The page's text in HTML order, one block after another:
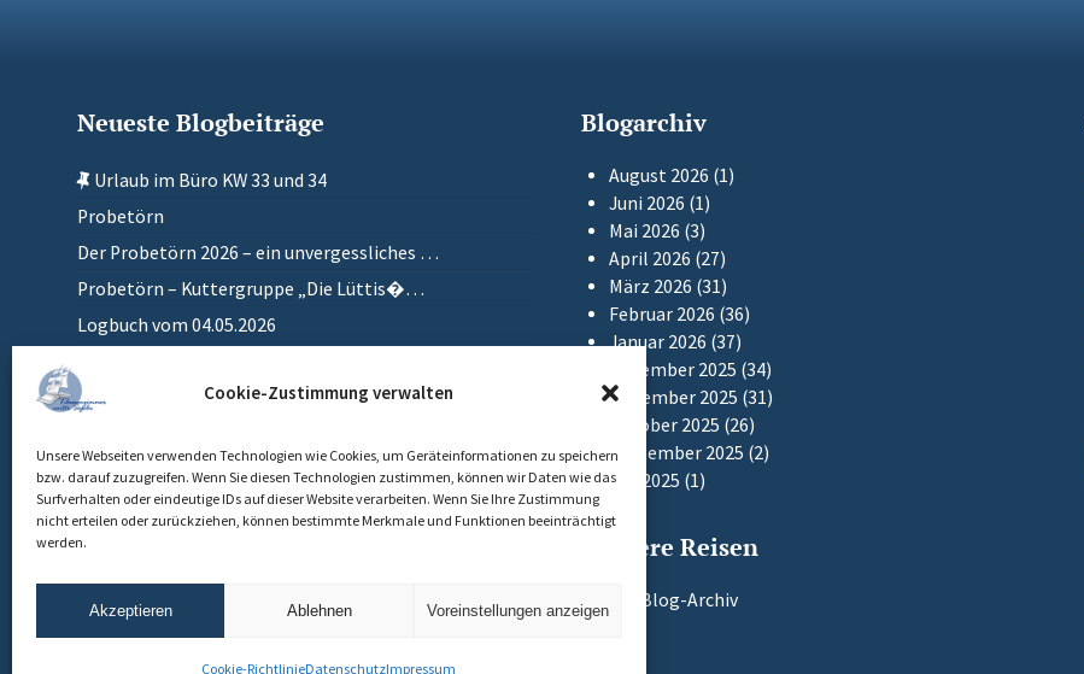
Cookie-Zustimmung verwalten
Unsere Webseiten verwenden Technologien wie Cookies, um Geräteinformationen zu speichern
bzw. darauf zuzugreifen. Wenn Sie diesen Technologien zustimmen, können wir Daten wie das
Surfverhalten oder eindeutige IDs auf dieser Website verarbeiten. Wenn Sie Ihre Zustimmung
nicht erteilen oder zurückziehen, können bestimmte Merkmale und Funktionen beeinträchtigt
werden.
Akzeptieren Ablehnen Voreinstellungen anzeigen
Cookie-RichtlinieDatenschutzImpressum
Neueste Blogbeiträge
Urlaub im Büro KW 33 und 34
Probetörn
Der Probetörn 2026 – ein unvergessliches …
Probetörn – Kuttergruppe „Die Lüttis�…
Logbuch vom 04.05.2026
Einlaufen
Blogarchiv
August 2026 (1)
Juni 2026 (1)
Mai 2026 (3)
April 2026 (27)
März 2026 (31)
Februar 2026 (36)
Januar 2026 (37)
Dezember 2025 (34)
November 2025 (31)
Oktober 2025 (26)
September 2025 (2)
Mai 2025 (1)
Frühere Reisen
Zum Blog-Archiv